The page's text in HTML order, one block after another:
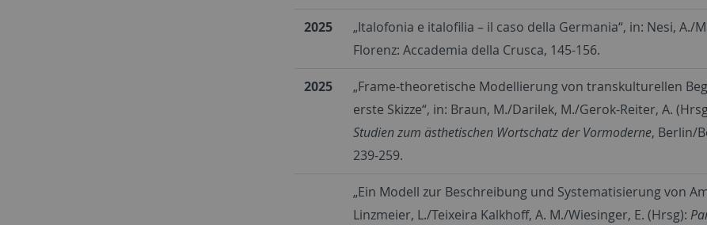
2025 „Italofonia e italofilia – il caso della Germania“, in: Nesi, A./
Florenz: Accademia della Crusca, 145-156.
2025
„Frame-theoretische Modellierung von transkulturellen
erste Skizze“, in: Braun, M./Darilek, M./Gerok-Reiter, A.
Studien zum ästhetischen Wortschatz der Vormoderne, Berlin/
239-259.
„Ein Modell zur Beschreibung und Systematisierung von
Linzmeier, L./Teixeira Kalkhoff, A. M./Wiesinger, E. (Hrsg):